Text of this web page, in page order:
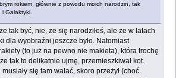
rokiem, głównie z powodu moich narodzin, tak
Galaktyki.
tak być, nie, że się narodziłeś, ale że w latach
dla wyobraźni jeszcze było. Natomiast
(to już na pewno nie makieta), która trochę
tak to delikatnie ujmę, przemieszkiwał kot.
się tam walać, skoro przeżył (choć